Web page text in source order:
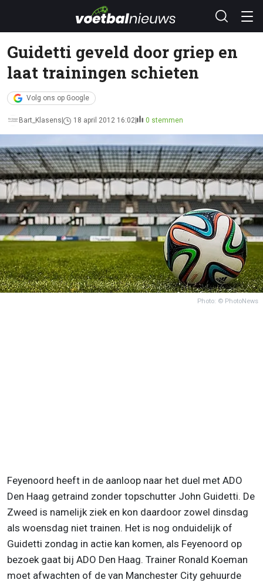
Guidetti geveld door griep en
laat trainingen schieten
Volg ons op Google
Bart_Klasens 18 april 2012 16:02 0 stemmen
Photo: © PhotoNews
Feyenoord heeft in de aanloop naar het duel met ADO
Den Haag getraind zonder topschutter John Guidetti. De
Zweed is namelijk ziek en kon daardoor zowel dinsdag
als woensdag niet trainen. Het is nog onduidelijk of
Guidetti zondag in actie kan komen, als Feyenoord op
bezoek gaat bij ADO Den Haag. Trainer Ronald Koeman
moet afwachten of de van Manchester City gehuurde